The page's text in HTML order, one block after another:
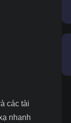
các tài
nhanh